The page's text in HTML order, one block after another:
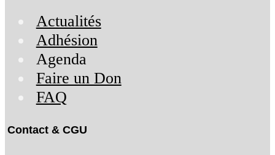
Actualités
Adhésion
Agenda
Faire un Don
FAQ
Contact & CGU